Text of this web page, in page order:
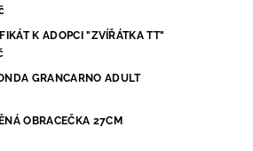
K ADOPCI "ZVÍŘÁTKA TT"
GRANCARNO ADULT
OBRACEČKA 27CM